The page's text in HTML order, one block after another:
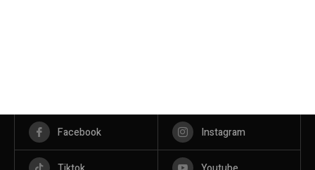
Facebook Instagram